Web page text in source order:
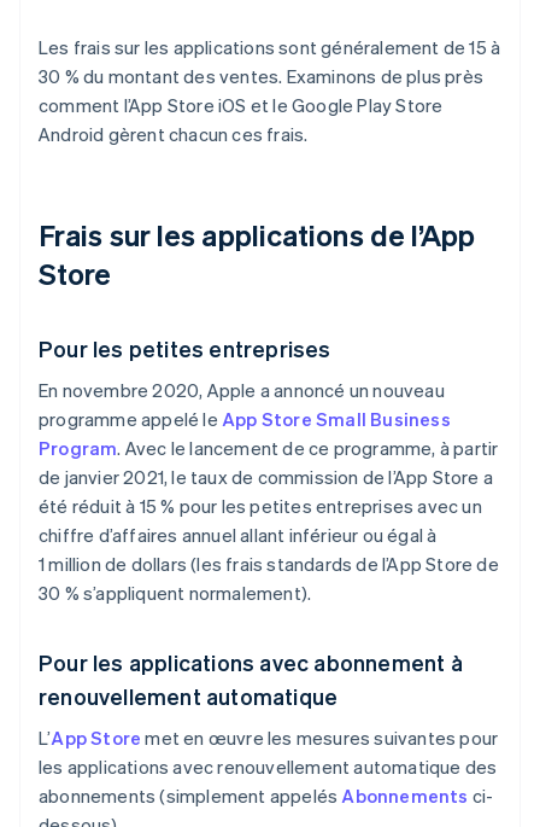
Les frais sur les applications sont généralement de 15 à
30 % du montant des ventes. Examinons de plus près
comment l’App Store iOS et le Google Play Store
Android gèrent chacun ces frais.
Frais sur les applications de l’App
Store
Pour les petites entreprises
En novembre 2020, Apple a annoncé un nouveau
programme appelé le App Store Small Business
Program. Avec le lancement de ce programme, à partir
de janvier 2021, le taux de commission de l’App Store a
été réduit à 15 % pour les petites entreprises avec un
chiffre d’affaires annuel allant inférieur ou égal à
1 million de dollars (les frais standards de l’App Store de
30 % s’appliquent normalement).
Pour les applications avec abonnement à
renouvellement automatique
L’App Store met en œuvre les mesures suivantes pour
les applications avec renouvellement automatique des
abonnements (simplement appelésAbonnements ci-